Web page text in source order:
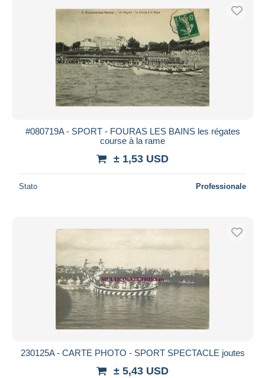
#080719A - SPORT - FOURAS LES BAINS les régates
course à la rame
± 1,53 USD
Stato Professionale
230125A - CARTE PHOTO - SPORT SPECTACLE joutes
± 5,43 USD